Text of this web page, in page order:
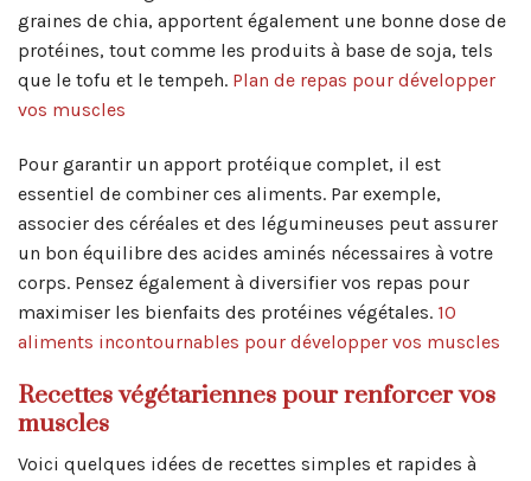
graines de chia, apportent également une bonne dose de
protéines, tout comme les produits à base de soja, tels
que le tofu et le tempeh. Plan de repas pour développer
vos muscles
Pour garantir un apport protéique complet, il est
essentiel de combiner ces aliments. Par exemple,
associer des céréales et des légumineuses peut assurer
un bon équilibre des acides aminés nécessaires à votre
corps. Pensez également à diversifier vos repas pour
maximiser les bienfaits des protéines végétales. 10
aliments incontournables pour développer vos muscles
Recettes végétariennes pour renforcer vos
muscles
Voici quelques idées de recettes simples et rapides à